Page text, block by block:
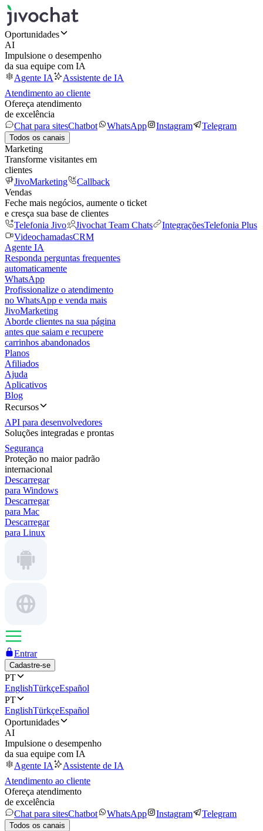
Oportunidades
AI
Impulsione o desempenho
da sua equipe com IA
Agente IA
Assistente de IA
Atendimento ao cliente
Ofereça atendimento
de excelência
Chat para sitesChatbot WhatsApp Instagram Telegram
Todos os canais
Marketing
Transforme visitantes em
clientes
JivoMarketing
Callback
Vendas
Feche mais negócios, aumente o ticket
e cresça sua base de clientes
Telefonia Jivo
Jivochat Team Chats IntegraçõesTelefonia Plus
VideochamadasCRM
Agente IA
Responda perguntas frequentes
automaticamente
WhatsApp
Profissionalize o atendimento
no WhatsApp e venda mais
JivoMarketing
Aborde clientes na sua página
antes que saiam e recupere
carrinhos abandonados
Planos
Afiliados
Ajuda
Aplicativos
Blog
Recursos
API para desenvolvedores
Soluções integradas e prontas
Segurança
Proteção no maior padrão
internacional
Descarregar
para Windows
Descarregar
para Mac
Descarregar
para Linux
Entrar
Cadastre-se
PT
EnglishTürkçeEspañol
PT
EnglishTürkçeEspañol
Oportunidades
AI
Impulsione o desempenho
da sua equipe com IA
Agente IA
Assistente de IA
Atendimento ao cliente
Ofereça atendimento
de excelência
Chat para sitesChatbot WhatsApp Instagram Telegram
Todos os canais